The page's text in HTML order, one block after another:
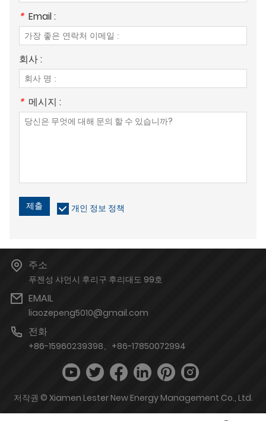
* Email :
회사 :
* 메시지 :
제출 개인 정보 정책
주소
푸젠성 샤먼시 후리구 후리대도 99호
EMAIL
liaozepeng5010@gmail.com
전화
+86-15960239398、+86-17850072994
저작권 © Xiamen Lester New Energy Management Co., Ltd.